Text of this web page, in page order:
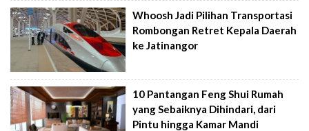
Whoosh Jadi Pilihan Transportasi
Rombongan Retret Kepala Daerah
ke Jatinangor
10 Pantangan Feng Shui Rumah
yang Sebaiknya Dihindari, dari
Pintu hingga Kamar Mandi